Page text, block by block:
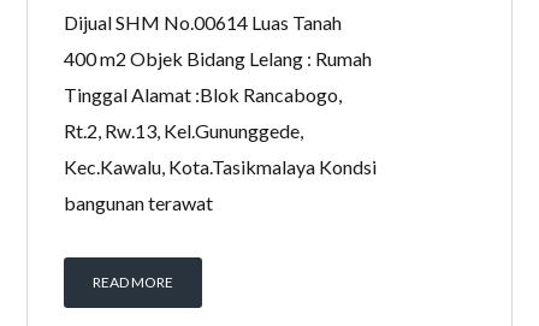
Dijual SHM No.00614 Luas Tanah
400 m2 Objek Bidang Lelang : Rumah
Tinggal Alamat :Blok Rancabogo,
Rt.2, Rw.13, Kel.Gununggede,
Kec.Kawalu, Kota.Tasikmalaya Kondsi
bangunan terawat
READ MORE